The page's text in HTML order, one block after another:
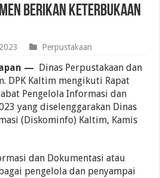
Berikan Keterbukaan
Perpustakaan
—
Dinas Perpustakaan dan
DPK Kaltim mengikuti Rapat
Pengelola Informasi dan
yang diselenggarakan Dinas
(Diskominfo) Kaltim, Kamis
dan Dokumentasi atau
pengelola dan penyampai